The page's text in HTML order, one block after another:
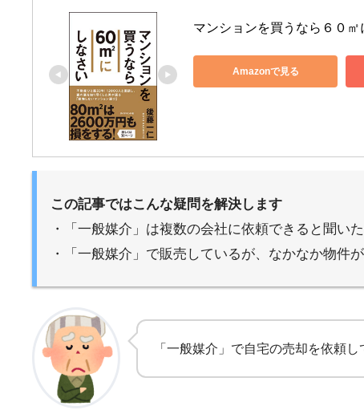
マンションを買うなら６０㎡
Amazonで見る
この記事ではこんな疑問を解決します
・「一般媒介」は複数の会社に依頼できると聞い
・「一般媒介」で販売しているが、なかなか物件
「一般媒介」で自宅の売却を依頼